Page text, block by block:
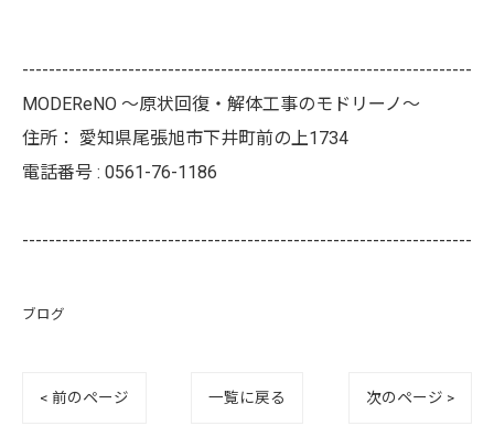
--------------------------------------------------------------------
MODEReNO ～原状回復・解体工事のモドリーノ～
住所： 愛知県尾張旭市下井町前の上1734
電話番号 : 0561-76-1186
--------------------------------------------------------------------
ブログ
< 前のページ 一覧に戻る 次のページ >